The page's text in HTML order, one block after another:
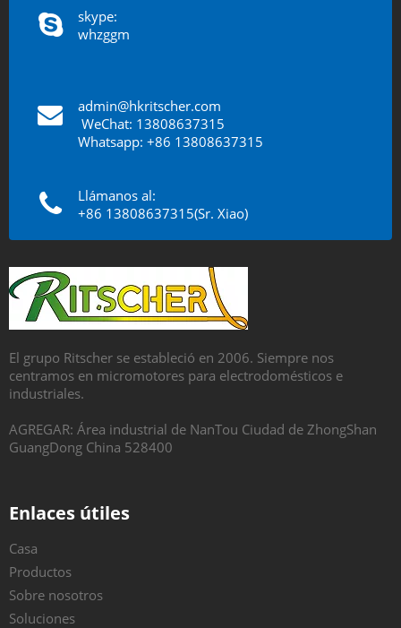
skype:
whzggm
admin@hkritscher.com
WeChat: 13808637315
Whatsapp: +86 13808637315
Llámanos al:
+86 13808637315(Sr. Xiao)
El grupo Ritscher se estableció en 2006. Siempre nos
centramos en micromotores para electrodomésticos e
industriales.
AGREGAR: Área industrial de NanTou Ciudad de ZhongShan
GuangDong China 528400
Enlaces útiles
Casa
Productos
Sobre nosotros
Soluciones